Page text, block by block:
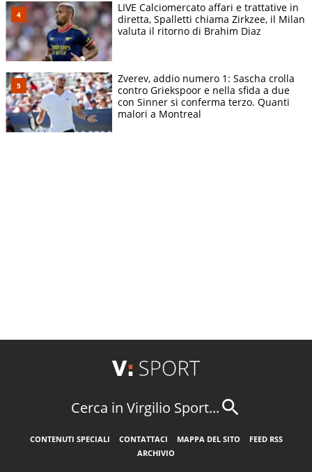
LIVE Calciomercato affari e trattative in
diretta, Spalletti chiama Zirkzee, il Milan
valuta il ritorno di Brahim Diaz
Zverev, addio numero 1: Sascha crolla
contro Griekspoor e nella sfida a due
con Sinner si conferma terzo. Quanti
malori a Montreal
Cerca in Virgilio Sport...
CONTENUTI SPECIALI CONTATTACI MAPPA DEL SITO
FEED RSS
ARCHIVIO